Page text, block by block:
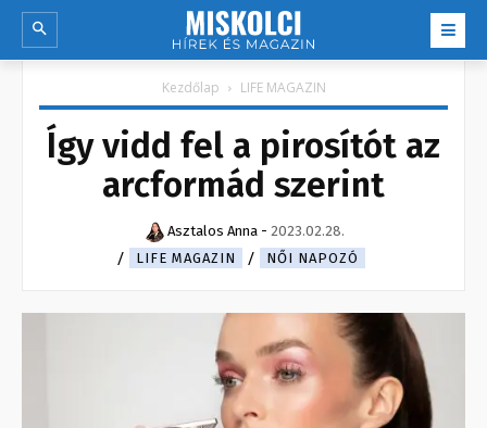
Kezdőlap LIFE MAGAZIN
Így vidd fel a pirosítót az
arcformád szerint
Asztalos Anna - 2023.02.28.
LIFE MAGAZIN
NŐI NAPOZÓ